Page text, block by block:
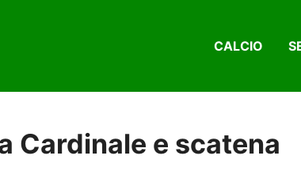
CALCIO
Cardinale e scatena